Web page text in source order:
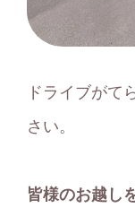
ドライブがて
さい。
皆様のお越し